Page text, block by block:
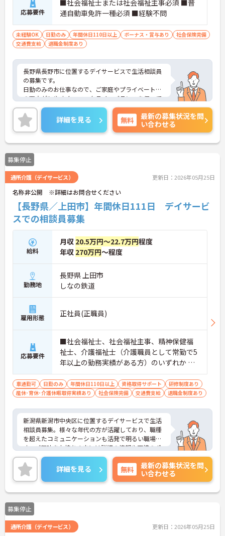
応募要件
■社会福祉士または社会福祉主事必須 ■普
通自動車免許一種必須 ■経験不問
未経験OK 日勤のみ 年間休日110日以上 ボーナス・賞与あり
社会保険完備
交通費支給
退職金制度あり
長野県長野市に位置するデイサービスで生活相談員
の募集です。
日勤のみのお仕事なので、ご家庭やプライベートと
の両立がしやすく、ワークライフバランスを保って
お仕事いただけます♪
また、各種福利厚生充実！安定して長く働きやすい
環境です！
ご興味のある方はご面接のポイントお伝えしますの
でご気軽にお問い合わせください。
詳細を見る 無料
最新の募集状況を問
い合わせる
募集停止
通所介護（デイサービス） 更新日：2026年05月25日
名称非公開 ※詳細はお問合せください
【長野県／上田市】年間休日111日 デイサービ
スでの相談員募集
給料
月収 20.5万円～22.7万円程度
年収 270万円～程度
勤務地
長野県 上田市
しなの鉄道
雇用形態 正社員(正職員)
応募要件
■社会福祉士、社会福祉主事、精神保健福
祉士、介護福祉士（介護職員として常勤で5
年以上の勤務実績がある方）のいずれか ※
普通自動車免許
車通勤可 日勤のみ 年間休日110日以上 資格取得サポート
研修制度あり
産休･育休･介護休暇取得実績あり
社会保険完備 交通費支給 退職金制度あり
新潟県新潟市中央区に位置するデイサービスで生活
相談員募集。様々な年代の方が活躍しており、職種
を超えたコミュニケーションも活発で明るい職場で
す。ご興味をお持ちの方には詳細の情報や面接のポ
イントをお伝えしますのでお気軽にお問い合わせく
ださいませ。詳細を見る 無料
最新の募集状況を問
い合わせる
募集停止
通所介護（デイサービス） 更新日：2026年05月25日